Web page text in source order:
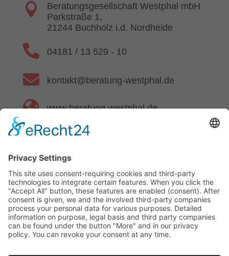

Beratungsgesellschaft Westphal mbH
Parkstraße 1,
21244 Buchholz i.d. Nordheide
 04181 / 13 529 - 10
 kontakt@beratung-westphal.de
 www.beratung-westphal.de
Política de privacidad| Imprimir| Autenticidad de las
reseñas
© Cupón AVGS - 2024 - Todos los derechos
reservados. | Diseño web y programación: